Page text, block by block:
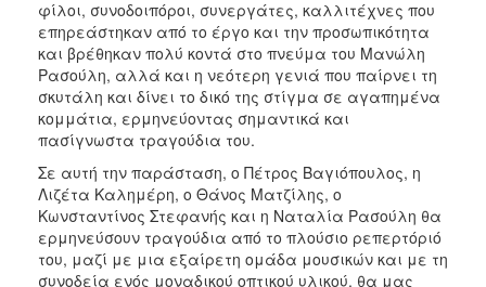
φίλοι, συνοδοιπόροι, συνεργάτες, καλλιτέχνες που
επηρεάστηκαν από το έργο και την προσωπικότητα
και βρέθηκαν πολύ κοντά στο πνεύμα του Μανώλη
Ρασούλη, αλλά και η νεότερη γενιά που παίρνει τη
σκυτάλη και δίνει το δικό της στίγμα σε αγαπημένα
κομμάτια, ερμηνεύοντας σημαντικά και
πασίγνωστα τραγούδια του.
Σε αυτή την παράσταση, ο Πέτρος Βαγιόπουλος, η
Λιζέτα Καλημέρη, ο Θάνος Ματζίλης, ο
Κωνσταντίνος Στεφανής και η Ναταλία Ρασούλη θα
ερμηνεύσουν τραγούδια από το πλούσιο ρεπερτόριό
του, μαζί με μια εξαίρετη ομάδα μουσικών και με τη
συνοδεία ενός μοναδικού οπτικού υλικού, θα μας